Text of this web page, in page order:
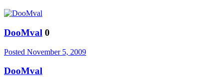
DooMval 0
Posted November 5, 2009
DooMval